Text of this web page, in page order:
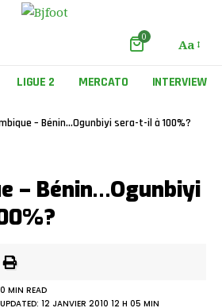
0 Aa
LIGUE 2 MERCATO INTERVIEW
– Bénin…Ogunbiyi sera-t-il à 100%?
– Bénin…Ogunbiyi
12 JANVIER 2010 12 H 05 MIN
0 MIN READ